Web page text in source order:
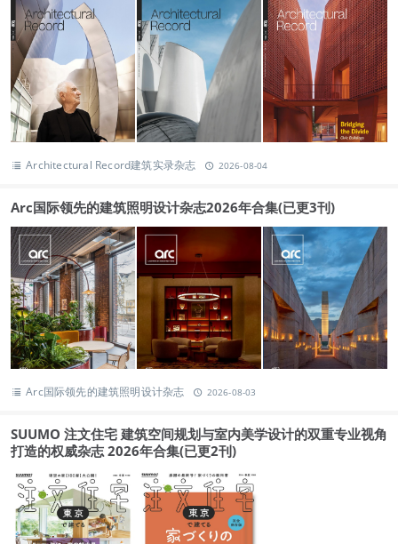
Architectural Record建筑实录杂志 2026-08-04
Arc国际领先的建筑照明设计杂志2026年合集(已更3刊)
Arc国际领先的建筑照明设计杂志 2026-08-03
SUUMO 注文住宅 建筑空间规划与室内美学设计的双重专业视角
打造的权威杂志 2026年合集(已更2刊)